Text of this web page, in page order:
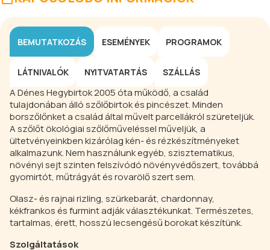
BEMUTATKOZÁS ESEMÉNYEK PROGRAMOK
LÁTNIVALÓK NYITVATARTÁS SZÁLLÁS
A Dénes Hegybirtok 2005 óta működő, a család
tulajdonában álló szőlőbirtok és pincészet. Minden
borszőlőnket a család által művelt parcellákról szüreteljük.
A szőlőt ökológiai szőlőműveléssel műveljük, a
ültetvényeinkben kizárólag kén- és rézkészítményeket
alkalmazunk. Nem használunk egyéb, szisztematikus,
növényi sejt szinten felszívódó növényvédőszert, továbbá
gyomirtót, műtrágyát és rovarölő szert sem.
Olasz- és rajnai rizling, szürkebarát, chardonnay,
kékfrankos és furmint adják választékunkat. Természetes,
tartalmas, érett, hosszú lecsengésű borokat készítünk.
Szolgáltatások